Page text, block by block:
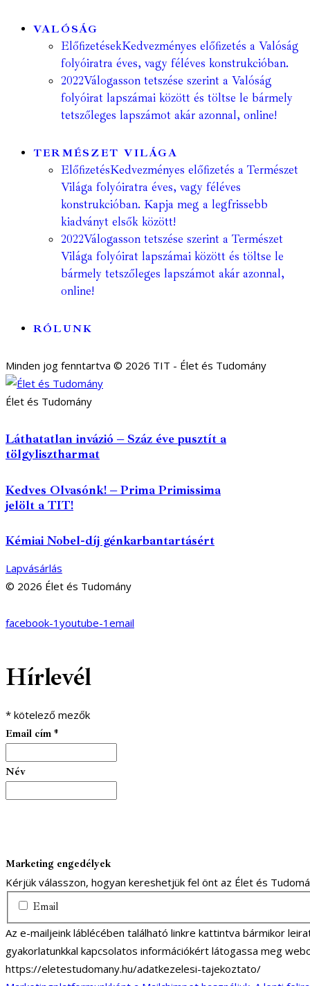
VALÓSÁG
ElőfizetésekKedvezményes előfizetés a Valóság
folyóiratra éves, vagy féléves konstrukcióban.
2022Válogasson tetszése szerint a Valóság
folyóirat lapszámai között és töltse le bármely
tetszőleges lapszámot akár azonnal, online!
TERMÉSZET VILÁGA
ElőfizetésKedvezményes előfizetés a Természet
Világa folyóiratra éves, vagy féléves
konstrukcióban. Kapja meg a legfrissebb
kiadványt elsők között!
2022Válogasson tetszése szerint a Természet
Világa folyóirat lapszámai között és töltse le
bármely tetszőleges lapszámot akár azonnal,
online!
RÓLUNK
Minden jog fenntartva © 2026 TIT - Élet és Tudomány
Élet és Tudomány
Láthatatlan invázió – Száz éve pusztít a
tölgylisztharmat
Kedves Olvasónk! – Prima Primissima
jelölt a TIT!
Kémiai Nobel-díj génkarbantartásért
Lapvásárlás
© 2026 Élet és Tudomány
facebook-1 youtube-1 email
Hírlevél
* kötelező mezők
Email cím *
Név
Marketing engedélyek
Kérjük válasszon, hogyan kereshetjük fel önt az Élet és
Email
Az e-mailjeink láblécében található linkre kattintva bármikor
gyakorlatunkkal kapcsolatos információkért látogassa meg
https://eletestudomany.hu/adatkezelesi-tajekoztato/